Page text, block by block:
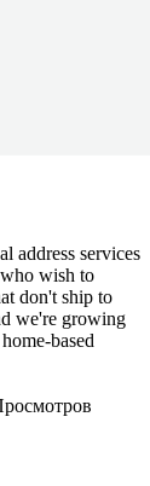
address services
wish to
don't ship to
we're growing
based